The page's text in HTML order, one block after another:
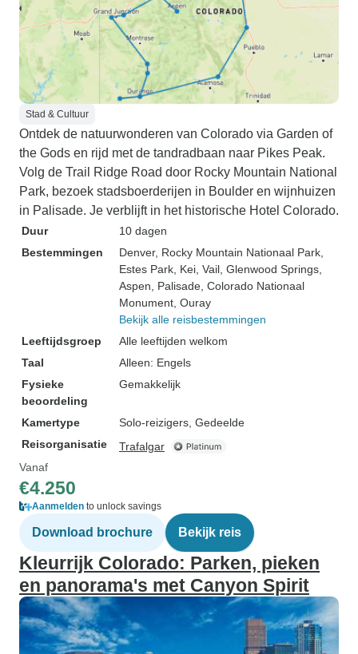
Stad & Cultuur
Ontdek de natuurwonderen van Colorado via Garden of
the Gods en rijd met de tandradbaan naar Pikes Peak.
Volg de Trail Ridge Road door Rocky Mountain National
Park, bezoek stadsboerderijen in Boulder en wijnhuizen
in Palisade. Je verblijft in het historische Hotel Colorado.
Duur
10 dagen
Bestemmingen
Denver, Rocky Mountain Nationaal Park
Estes Park , Kei , Vail , Glenwood Springs
Aspen , Palisade , Colorado Nationaal
Monument , Ouray
Bekijk alle reisbestemmingen
Leeftijdsgroep
Alle leeftijden welkom
Taal
Alleen: Engels
Fysieke
beoordeling
Gemakkelijk
Kamertype
Solo-reizigers, Gedeelde
Reisorganisatie
Trafalgar
Vanaf
€4.250
Aanmelden to unlock savings
Download brochure Bekijk reis
Kleurrijk Colorado: Parken, pieken
en panorama's met Canyon Spirit